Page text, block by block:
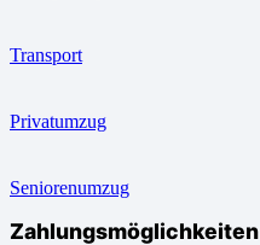
Transport
Privatumzug
Seniorenumzug
Zahlungsmöglichkeiten